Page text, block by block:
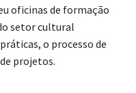
oficinas de formação
setor cultural
o processo de
projetos.